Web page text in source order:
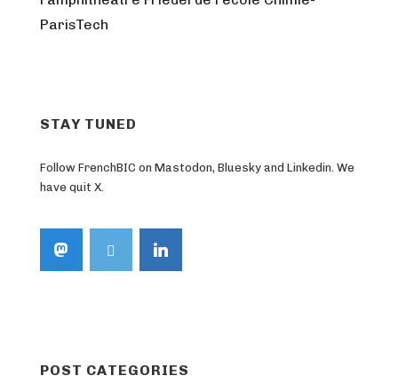
ParisTech
STAY TUNED
Follow FrenchBIC on Mastodon, Bluesky and Linkedin. We
have quit X.
POST CATEGORIES